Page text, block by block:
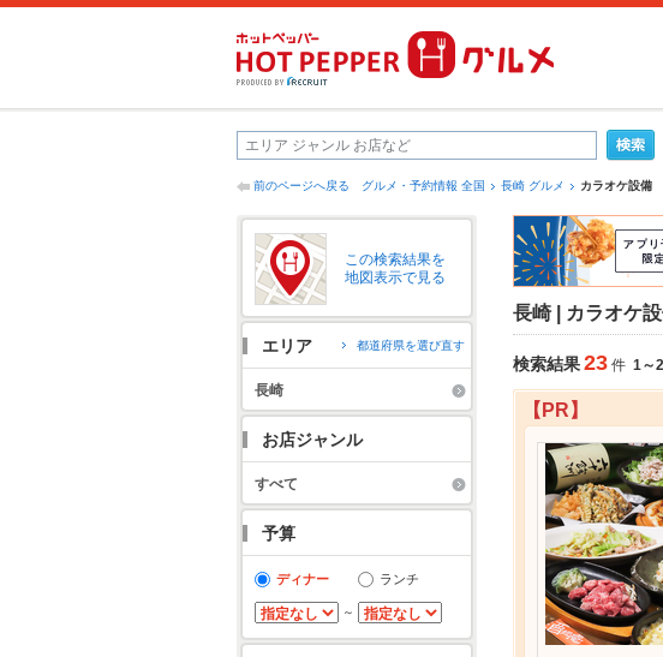
前のページへ戻る グルメ・予約情報 全国 長崎 グルメ カラオケ設備
この検索結果を
地図表示で見る
エリア 都道府県を選び直す
長崎
お店ジャンル
すべて
予算
ディナー ランチ
～
長崎 | カラオケ
検索結果23 件 1～
【PR】